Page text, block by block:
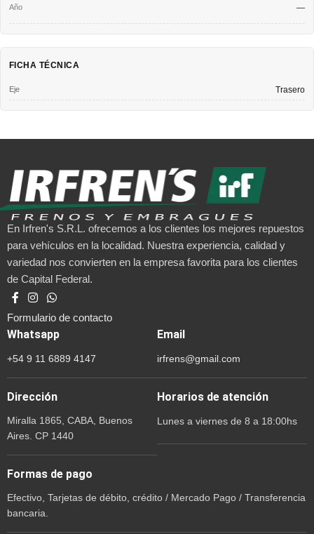
—
FICHA TÉCNICA
Eje Trasero
En Irfren's S.R.L. ofrecemos a los clientes los mejores repuestos
para vehículos en la localidad. Nuestra experiencia, calidad y
variedad nos convierten en la empresa favorita para los clientes
de Capital Federal.
Formulario de contacto
Whatsapp
+54 9 11 6889 4147
Email
irfrens@gmail.com
Dirección
Miralla 1865, CABA, Buenos
Aires. CP 1440
Horarios de atención
Lunes a viernes de 8 a 18:00hs
Formas de pago
Efectivo, Tarjetas de débito, crédito / Mercado Pago / Transferencia
bancaria.